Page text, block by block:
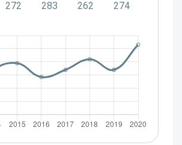
274
262
283
272